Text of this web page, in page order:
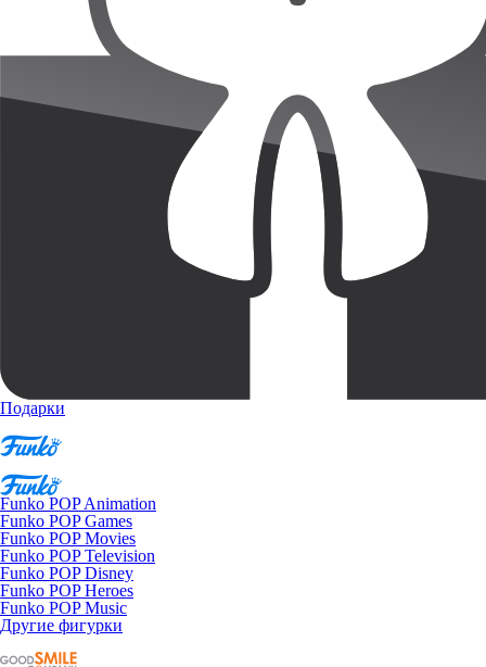
Подарки
Funko POP Animation
Funko POP Games
Funko POP Movies
Funko POP Television
Funko POP Disney
Funko POP Heroes
Funko POP Music
Другие фигурки